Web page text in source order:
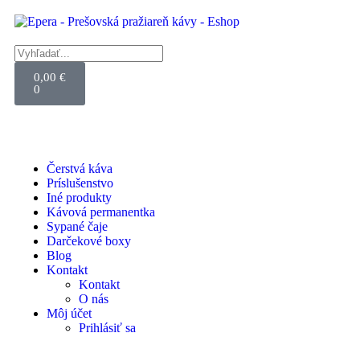
0,00 €
0
Čerstvá káva
Príslušenstvo
Iné produkty
Kávová permanentka
Sypané čaje
Darčekové boxy
Blog
Kontakt
Kontakt
O nás
Môj účet
Prihlásiť sa